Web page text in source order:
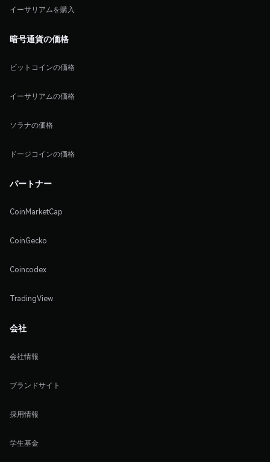
イーサリアムを購入
暗号通貨の価格
ビットコインの価格
イーサリアムの価格
ソラナの価格
ドージコインの価格
パートナー
CoinMarketCap
CoinGecko
Coincodex
TradingView
会社
会社情報
ブランドサイト
採用情報
学生基金